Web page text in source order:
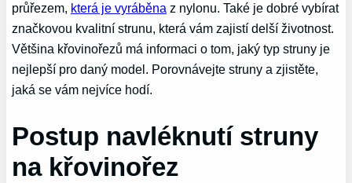
průřezem, která je vyráběna z nylonu. Také je dobré vybírat
značkovou kvalitní strunu, která vám zajistí delší životnost.
Většina křovinořezů má informaci o tom, jaký typ struny je
nejlepší pro daný model. Porovnávejte struny a zjistěte,
jaká se vám nejvíce hodí.
Postup navléknutí struny
na křovinořez